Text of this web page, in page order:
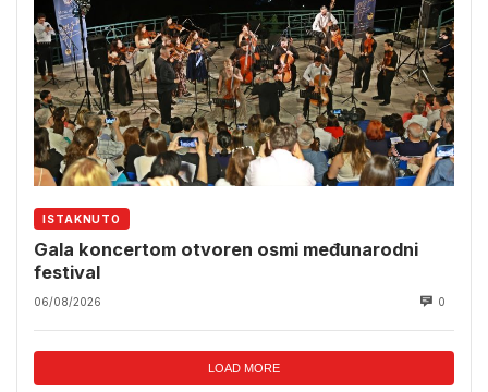
ISTAKNUTO
Gala koncertom otvoren osmi međunarodni
festival
06/08/2026 0
LOAD MORE